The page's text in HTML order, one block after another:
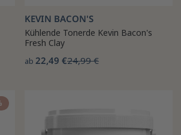
KEVIN BACON'S
Kühlende Tonerde Kevin Bacon's
Fresh Clay
ab 22,49 €24,99 €